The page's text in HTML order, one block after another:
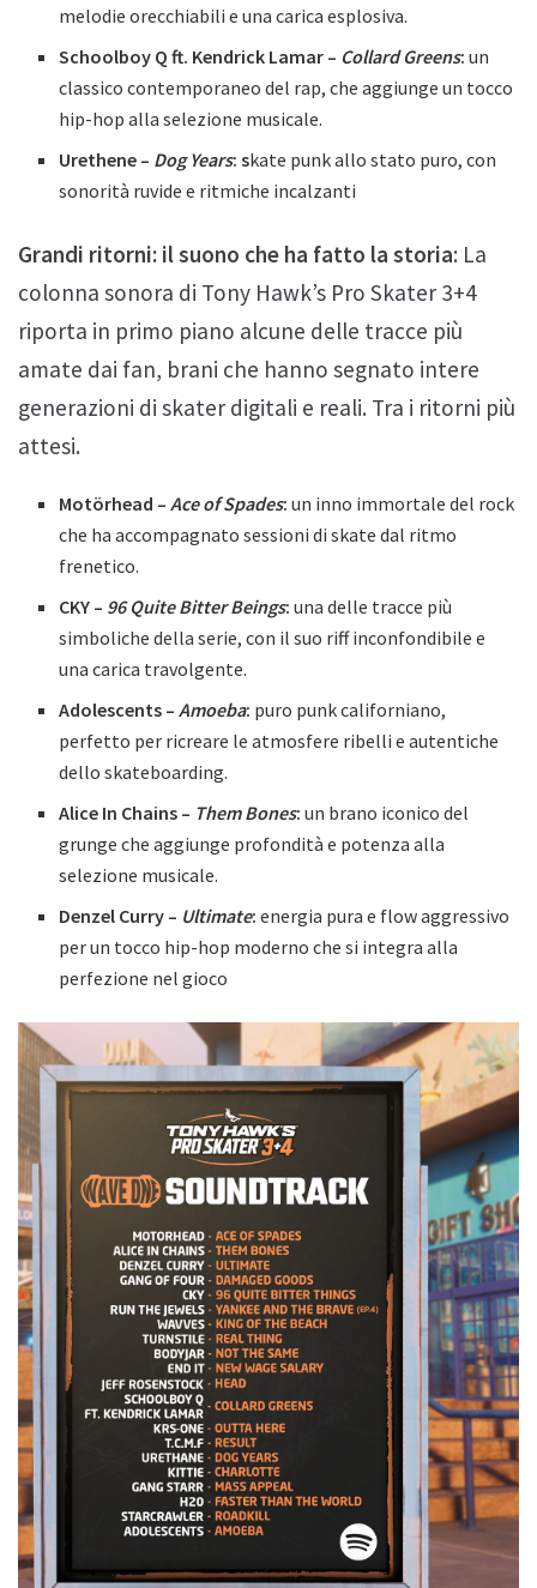
melodie orecchiabili e una carica esplosiva.
Schoolboy Q ft. Kendrick Lamar – Collard Greens:un
classico contemporaneo del rap, che aggiunge un tocco
hip-hop alla selezione musicale.
Urethene – Dog Years: skate punk allo stato puro, con
sonorità ruvide e ritmiche incalzanti
Grandi ritorni: il suono che ha fatto la storia: La
colonna sonora di Tony Hawk’s Pro Skater 3+4
riporta in primo piano alcune delle tracce più
amate dai fan, brani che hanno segnato intere
generazioni di skater digitali e reali. Tra i ritorni più
attesi.
Motörhead –Ace of Spades:un inno immortale del rock
che ha accompagnato sessioni di skate dal ritmo
frenetico.
CKY – 96 Quite Bitter Beings:una delle tracce più
simboliche della serie, con il suo riff inconfondibile e
una carica travolgente.
Adolescents –Amoeba: puro punk californiano,
perfetto per ricreare le atmosfere ribelli e autentiche
dello skateboarding.
Alice In Chains – Them Bones:un brano iconico del
grunge che aggiunge profondità e potenza alla
selezione musicale.
Denzel Curry – Ultimate:energia pura e flow aggressivo
per un tocco hip-hop moderno che si integra alla
perfezione nel gioco